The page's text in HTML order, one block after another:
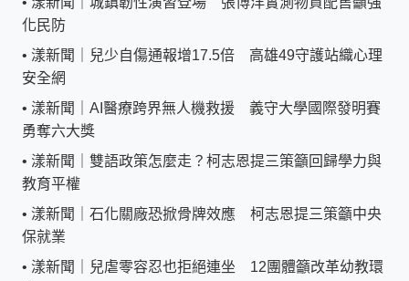
化民防
• 漾新聞｜兒少自傷通報增17.5倍 高雄49守護站織心理
安全網
• 漾新聞｜AI醫療跨界無人機救援 義守大學國際發明賽
勇奪六大獎
• 漾新聞｜雙語政策怎麼走？柯志恩提三策籲回歸學力與
教育平權
• 漾新聞｜石化關廠恐掀骨牌效應 柯志恩提三策籲中央
保就業
• 漾新聞｜兒虐零容忍也拒絕連坐 12團體籲改革幼教環